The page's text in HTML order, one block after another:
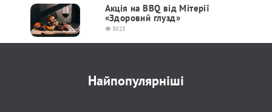
Акція на BBQ від Мітерії
«Здоровий глузд»
3023
Найпопулярніші